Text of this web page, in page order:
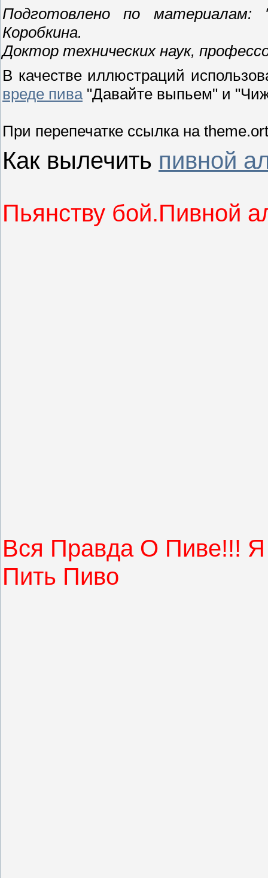
Подготовлено по материалам:
Коробкина.
Доктор технических наук,
В качестве иллюстраций
вреде пива"Давайте выпьем" и
При перепечатке ссылка на
Как вылечить пивной
Пьянству бой.Пивной
Вся Правда О Пиве!!!
Пить Пиво